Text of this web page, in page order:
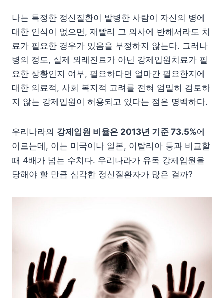
나는 특정한 정신질환이 발병한 사람이 자신의 병에
대한 인식이 없으면, 재빨리 그 의사에 반해서라도 치
료가 필요한 경우가 있음을 부정하지 않는다. 그러나
병의 정도, 실제 외래진료가 아닌 강제입원치료가 필
요한 상황인지 여부, 필요하다면 얼마간 필요한지에
대한 의료적, 사회 복지적 고려를 전혀 엄밀히 검토하
지 않는 강제입원이 허용되고 있다는 점은 명백하다.
우리나라의 강제입원 비율은 2013년 기준 73.5%에
이르는데, 이는 미국이나 일본, 이탈리아 등과 비교할
때 4배가 넘는 수치다. 우리나라가 유독 강제입원을
당해야 할 만큼 심각한 정신질환자가 많은 걸까?